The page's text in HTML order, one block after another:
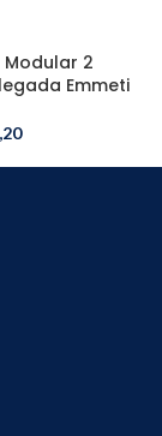
2
Emmeti